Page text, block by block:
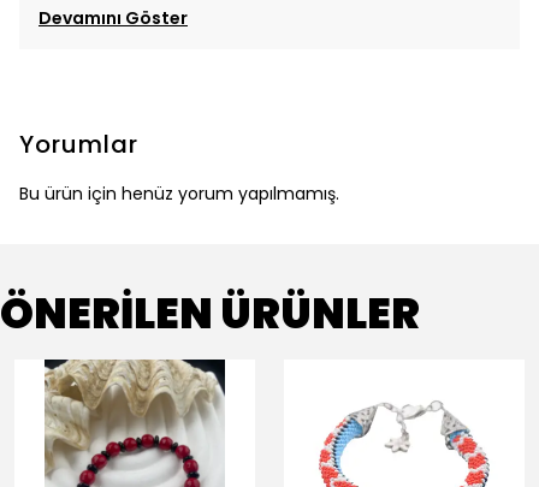
Devamını Göster
Yorumlar
Bu ürün için henüz yorum yapılmamış.
ÖNERİLEN ÜRÜNLER